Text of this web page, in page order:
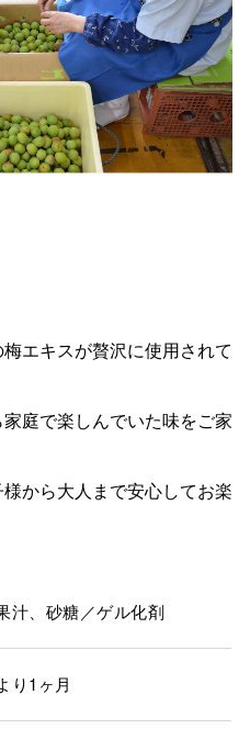
エキスが贅沢に使用されて
庭で楽しんでいた味をご家
から大人まで安心してお楽
汁、砂糖／ゲル化剤
り1ヶ月